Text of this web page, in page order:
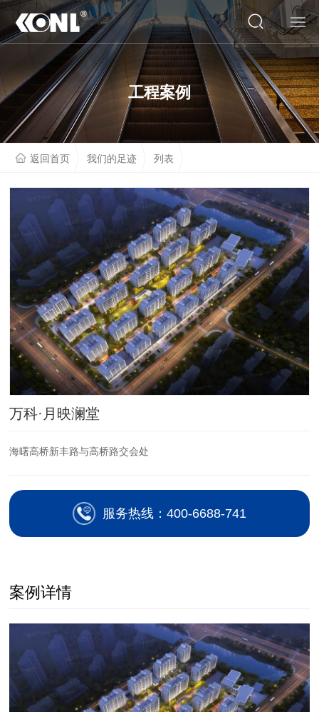
网站首页
关于我们
产品系列
工程案例
人才招聘
联系我们
工程案例
返回首页 我们的足迹 列表
万科·月映澜堂
海曙高桥新丰路与高桥路交会处
服务热线：400-6688-741
案例详情